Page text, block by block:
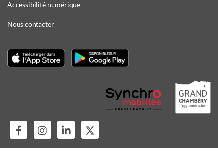
Accessibilité numérique
Nous contacter